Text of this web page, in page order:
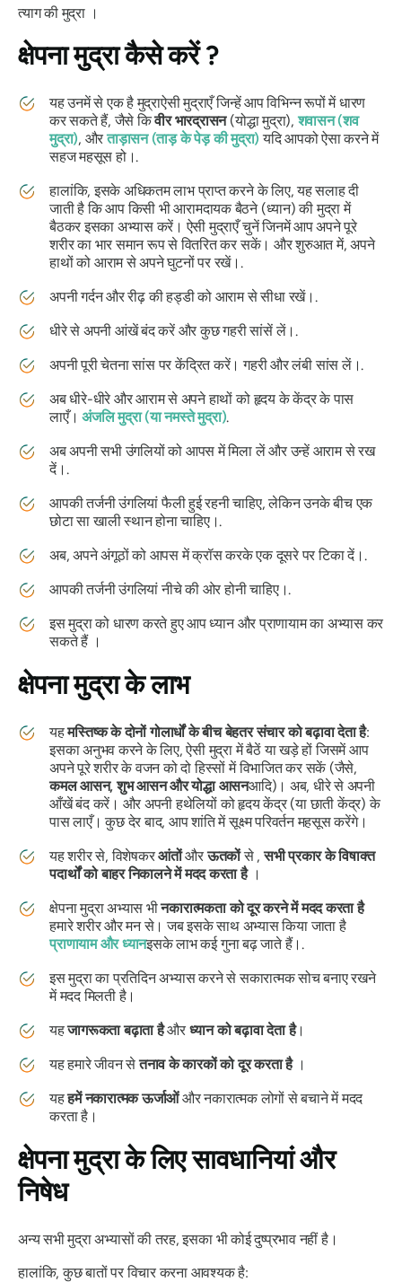
त्याग कीमुद्रा।
क्षेपना मुद्राकैसे करें ?
यह उनमें से एक हैमुद्राऐसी मुद्राएँ जिन्हें आप विभिन्न रूपों में धारण
कर सकते हैं, जैसे किवीर भारद्रासन(योद्धा मुद्रा),शवासन(शव
मुद्रा), औरताड़ासन(ताड़ के पेड़ की मुद्रा) यदि आपको ऐसा करने में
सहज महसूस हो।.
हालांकि, इसके अधिकतम लाभ प्राप्त करने के लिए, यह सलाह दी
जाती है कि आप किसी भी आरामदायक बैठने (ध्यान) की मुद्रा में
बैठकर इसका अभ्यास करें। ऐसी मुद्राएँ चुनें जिनमें आप अपने पूरे
शरीर का भार समान रूप से वितरित कर सकें। और शुरुआत में, अपने
हाथों को आराम से अपने घुटनों पर रखें।.
अपनी गर्दन और रीढ़ की हड्डी को आराम से सीधा रखें।.
धीरे से अपनी आंखें बंद करें और कुछ गहरी सांसें लें।.
अपनी पूरी चेतना सांस पर केंद्रित करें। गहरी और लंबी सांस लें।.
अब धीरे-धीरे और आराम से अपने हाथों को हृदय के केंद्र के पास
लाएँ।अंजलि मुद्रा(यानमस्तेमुद्रा).
अब अपनी सभी उंगलियों को आपस में मिला लें और उन्हें आराम से रख
दें।.
आपकी तर्जनी उंगलियां फैली हुई रहनी चाहिए, लेकिन उनके बीच एक
छोटा सा खाली स्थान होना चाहिए।.
अब, अपने अंगूठों को आपस में क्रॉस करके एक दूसरे पर टिका दें।.
आपकी तर्जनी उंगलियां नीचे की ओर होनी चाहिए।.
इसमुद्रा को धारण करते हुए आप ध्यान औरप्राणायाम का अभ्यास कर
सकते हैं ।
क्षेपना मुद्रा केलाभ
यहमस्तिष्क के दोनों गोलार्धों के बीच बेहतर संचार को बढ़ावा देता है:
इसका अनुभव करने के लिए, ऐसी मुद्रा में बैठें या खड़े हों जिसमें आप
अपने पूरे शरीर के वजन को दो हिस्सों में विभाजित कर सकें (जैसे,
कमल आसन, शुभ आसन और योद्धा आसनआदि)। अब, धीरे से अपनी
आँखें बंद करें। और अपनी हथेलियों को हृदय केंद्र (या छाती केंद्र) के
पास लाएँ। कुछ देर बाद, आप शांति में सूक्ष्म परिवर्तन महसूस करेंगे।
यह शरीर से, विशेषकरआंतोंऔरऊतकोंसे ,सभी प्रकार के विषाक्त
पदार्थों को बाहर निकालने में मदद करता है।
क्षेपना मुद्राअभ्यास भीनकारात्मकता को दूर करने में मदद करता है
हमारे शरीर और मन से। जब इसके साथ अभ्यास किया जाता है
प्राणायामऔर ध्यानइसके लाभ कई गुना बढ़ जाते हैं।.
इसमुद्रा काप्रतिदिन अभ्यास करने से सकारात्मक सोच बनाए रखने
में मदद मिलती है।
यहजागरूकता बढ़ाता हैऔर ध्यान को बढ़ावा देता है।
यह हमारे जीवन सेतनाव के कारकों को दूर करता है।
यहहमें नकारात्मक ऊर्जाओंऔर नकारात्मक लोगों से बचाने में मदद
करता है।
क्षेपना मुद्रा के लिएसावधानियां और
निषेध
अन्य सभीमुद्राअभ्यासों की तरह, इसका भी कोई दुष्प्रभाव नहीं है।
हालांकि, कुछ बातों पर विचार करना आवश्यक है: